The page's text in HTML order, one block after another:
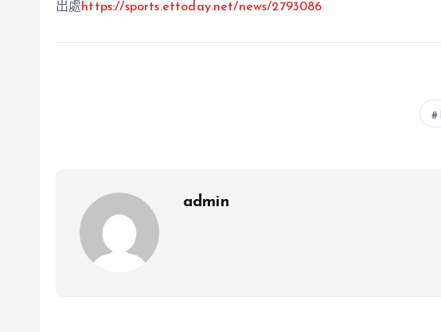
出處https://sports.ettoday.net/news/2793086
admin